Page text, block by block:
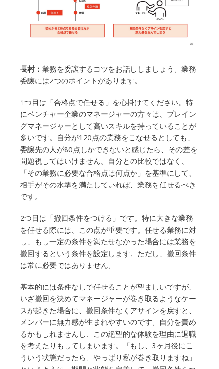
長村： 業務を委譲するコツをお話ししましょう。業務
委譲には2つのポイントがあります。
1つ目は「合格点で任せる」を心掛けてください。特
にベンチャー企業のマネージャーの方々は、プレイン
グマネージャーとして高いスキルを持っていることが
多いです。自分が120点の業務をこなせるとしても、
委譲先の人が80点しかできないと感じたら、その差を
問題視してはいけません。自分との比較ではなく、
「その業務に必要な合格点は何点か」を基準にして、
相手がその水準を満たしていれば、業務を任せるべき
です。
2つ目は「撤回条件をつける」です。特に大きな業務
を任せる際には、この点が重要です。任せる業務に対
し、もし一定の条件を満たせなかった場合には業務を
撤回するという条件を設定します。ただし、撤回条件
は常に必要ではありません。
基本的には条件なしで任せることが望ましいですが、
いざ撤回を決めてマネージャーが巻き取るようなケー
スが起きた場合に、撤回条件なくアサインを戻すと、
メンバーに無力感が生まれやすいのです。自分を責め
るかもしれませんし、この絶望的な体験を理由に退職
を考えたりもしてしまいます。「もし、3ヶ月後にこ
ういう状態だったら、やっぱり私が巻き取りますね」